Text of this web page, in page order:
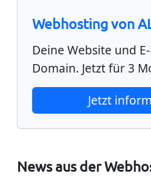
News aus der
Webhosting von
Deine Website und
Domain. Jetzt für 3
Jetzt